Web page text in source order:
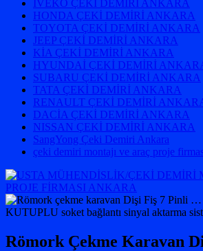
İVEKO ÇEKİ DEMİRİ ANKARA
HONDA ÇEKİ DEMİRİ ANKARA
TOYOTA ÇEKİ DEMİRİ ANKARA
JEEP ÇEKİ DEMİRİ ANKARA
KİA ÇEKİ DEMİRİ ANKARA
HYUNDAİ ÇEKİ DEMİRİ
SUBARU ÇEKİ DEMİRİ ANKARA
TATA ÇEKİ DEMİRİ ANKARA
RENAULT ÇEKİ DEMİRİ
DACİA ÇEKİ DEMİRİ ANKARA
NISSAN ÇEKİ DEMİRİ ANKARA
SangYong Çeki Demiri Ankara
çeki demiri montajı ve araç proje
Römork Çekme Karavan